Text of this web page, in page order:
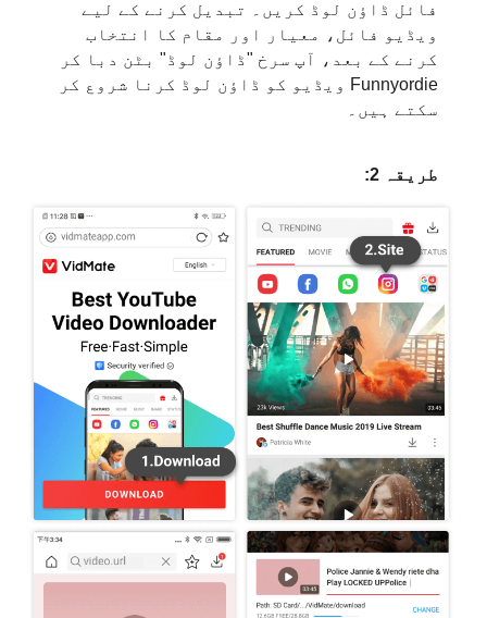
فائل ڈاؤن لوڈ کریں۔ تبدیل کرنے کے لیے
ویڈیو فائل، معیار اور مقام کا انتخاب
کرنے کے بعد، آپ سرخ "ڈاؤن لوڈ" بٹن دبا کر
Funnyordie ویڈیو کو ڈاؤن لوڈ کرنا شروع کر
سکتے ہیں۔
طریقہ 2: